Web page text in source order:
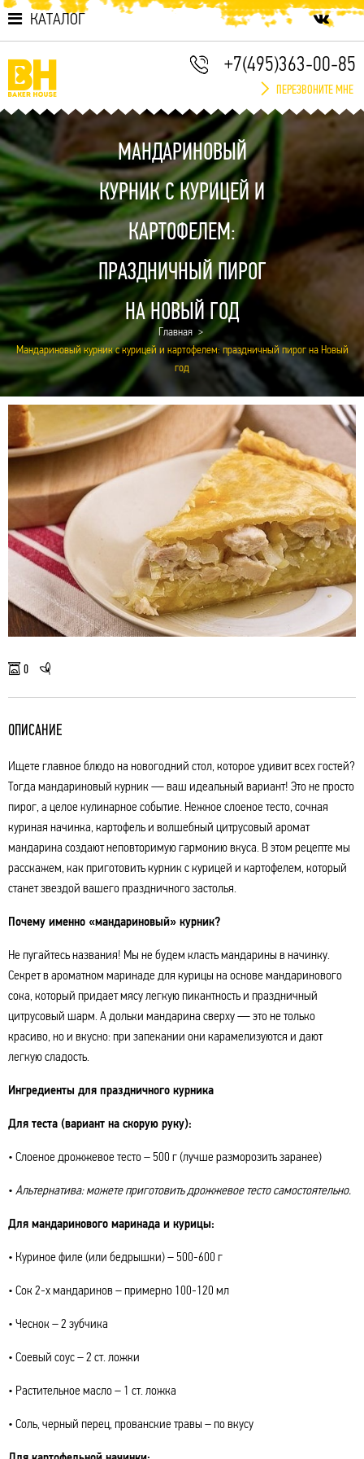
КАТАЛОГ
+7(495)363-00-85
ПЕРЕЗВОНИТЕ МНЕ
МАНДАРИНОВЫЙ
КУРНИК С КУРИЦЕЙ И
КАРТОФЕЛЕМ:
ПРАЗДНИЧНЫЙ ПИРОГ
НА НОВЫЙ ГОД
Главная
Мандариновый курник с курицей и картофелем: праздничный пирог на Новый
год
0
ОПИСАНИЕ
Ищете главное блюдо на новогодний стол, которое удивит всех гостей?
Тогда мандариновый курник — ваш идеальный вариант! Это не просто
пирог, а целое кулинарное событие. Нежное слоеное тесто, сочная
куриная начинка, картофель и волшебный цитрусовый аромат
мандарина создают неповторимую гармонию вкуса. В этом рецепте мы
расскажем, как приготовить курник с курицей и картофелем, который
станет звездой вашего праздничного застолья.
Почему именно «мандариновый» курник?
Не пугайтесь названия! Мы не будем класть мандарины в начинку.
Секрет в ароматном маринаде для курицы на основе мандаринового
сока, который придает мясу легкую пикантность и праздничный
цитрусовый шарм. А дольки мандарина сверху — это не только
красиво, но и вкусно: при запекании они карамелизуются и дают
легкую сладость.
Ингредиенты для праздничного курника
Для теста (вариант на скорую руку):
• Слоеное дрожжевое тесто – 500 г (лучше разморозить заранее)
• Альтернатива: можете приготовить дрожжевое тесто самостоятельно.
Для мандаринового маринада и курицы:
• Куриное филе (или бедрышки) – 500-600 г
• Сок 2-х мандаринов – примерно 100-120 мл
• Чеснок – 2 зубчика
• Соевый соус – 2 ст. ложки
• Растительное масло – 1 ст. ложка
• Соль, черный перец, прованские травы – по вкусу